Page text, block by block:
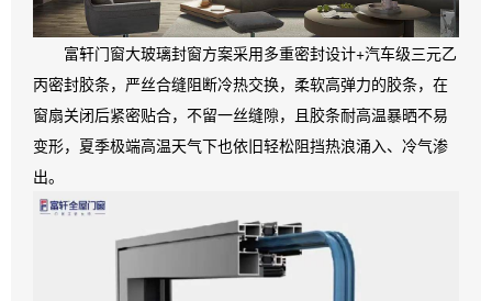
富轩门窗大玻璃封窗方案采用多重密封设计+汽车级三元乙
丙密封胶条，严丝合缝阻断冷热交换，柔软高弹力的胶条，在
窗扇关闭后紧密贴合，不留一丝缝隙，且胶条耐高温暴晒不易
变形，夏季极端高温天气下也依旧轻松阻挡热浪涌入、冷气渗
出。